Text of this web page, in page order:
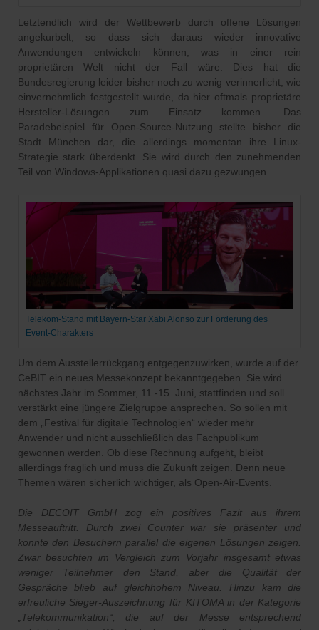
Letztendlich wird der Wettbewerb durch offene Lösungen
angekurbelt, so dass sich daraus wieder innovative
Anwendungen entwickeln können, was in einer rein
proprietären Welt nicht der Fall wäre. Dies hat die
Bundesregierung leider bisher noch zu wenig verinnerlicht, wie
einvernehmlich festgestellt wurde, da hier oftmals proprietäre
Hersteller-Lösungen zum Einsatz kommen. Das
Paradebeispiel für Open-Source-Nutzung stellte bisher die
Stadt München dar, die allerdings momentan ihre Linux-
Strategie stark überdenkt. Sie wird durch den zunehmenden
Teil von Windows-Applikationen quasi dazu gezwungen.
Telekom-Stand mit Bayern-Star Xabi Alonso zur Förderung des
Event-Charakters
Um dem Ausstellerrückgang entgegenzuwirken, wurde auf der
CeBIT ein neues Messekonzept bekanntgegeben. Sie wird
nächstes Jahr im Sommer, 11.-15. Juni, stattfinden und soll
verstärkt eine jüngere Zielgruppe ansprechen. So sollen mit
dem „Festival für digitale Technologien“ wieder mehr
Anwender und nicht ausschließlich das Fachpublikum
gewonnen werden. Ob diese Rechnung aufgeht, bleibt
allerdings fraglich und muss die Zukunft zeigen. Denn neue
Themen wären sicherlich wichtiger, als Open-Air-Events.
Die DECOIT GmbH zog ein positives Fazit aus ihrem
Messeauftritt. Durch zwei Counter war sie präsenter und
konnte den Besuchern parallel die eigenen Lösungen zeigen.
Zwar besuchten im Vergleich zum Vorjahr insgesamt etwas
weniger Teilnehmer den Stand, aber die Qualität der
Gespräche blieb auf gleichhohem Niveau. Hinzu kam die
erfreuliche Sieger-Auszeichnung für KITOMA in der Kategorie
„Telekommunikation“, die auf der Messe entsprechend